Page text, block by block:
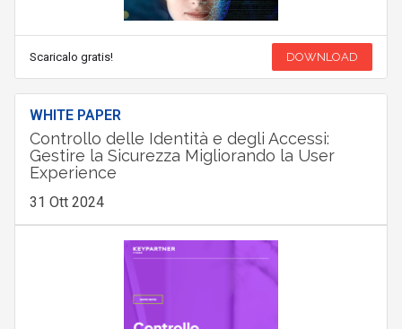
Scaricalo gratis! DOWNLOAD
WHITE PAPER
Controllo delle Identità e degli Accessi:
Gestire la Sicurezza Migliorando la User
Experience
31 Ott 2024